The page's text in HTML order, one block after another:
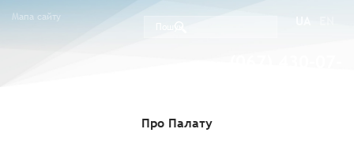
Мапа сайту
Про Палату